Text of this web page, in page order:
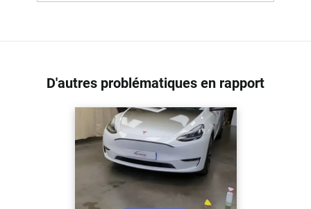
D'autres problématiques en rapport